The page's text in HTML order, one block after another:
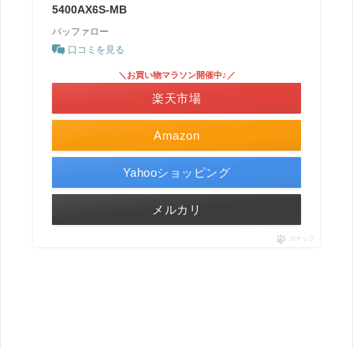
5400AX6S-MB
バッファロー
口コミを見る
Amazon
＼お買い物マラソン開催中♪／
楽天市場
Yahooショッピング
メルカリ
ポチップ